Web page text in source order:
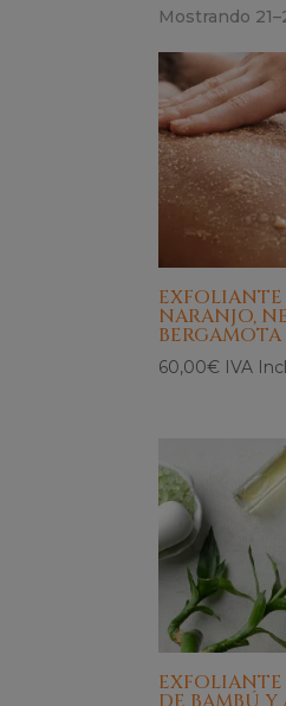
Mostrando
NARANJO,
BERGAMOTA
60,00€ IVA